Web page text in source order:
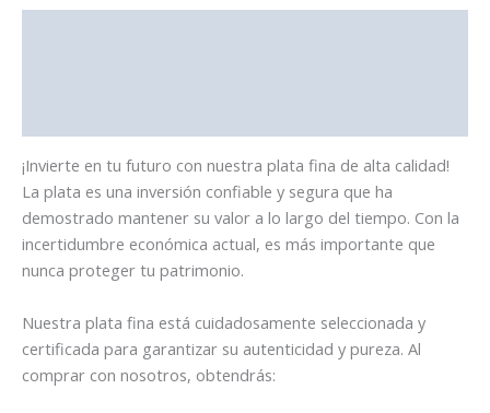
DEL
¡Invierte en tu futuro con nuestra plata fina de alta calidad!
La plata es una inversión confiable y segura que ha
demostrado mantener su valor a lo largo del tiempo. Con la
incertidumbre económica actual, es más importante que
nunca proteger tu patrimonio.
Nuestra plata fina está cuidadosamente seleccionada y
certificada para garantizar su autenticidad y pureza. Al
comprar con nosotros, obtendrás: